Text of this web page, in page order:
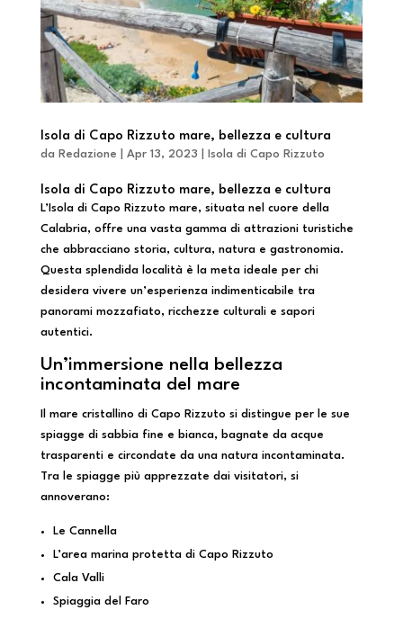
Isola di Capo Rizzuto mare, bellezza e cultura
da Redazione Apr 13, 2023 Isola di Capo Rizzuto
Isola di Capo Rizzuto mare, bellezza e cultura
L’Isola di Capo Rizzuto mare, situata nel cuore della
Calabria, offre una vasta gamma di attrazioni turistiche
che abbracciano storia, cultura, natura e gastronomia.
Questa splendida località è la meta ideale per chi
desidera vivere un’esperienza indimenticabile tra
panorami mozzafiato, ricchezze culturali e sapori
autentici.
Un’immersione nella bellezza
incontaminata del mare
Il mare cristallino di Capo Rizzuto si distingue per le sue
spiagge di sabbia fine e bianca, bagnate da acque
trasparenti e circondate da una natura incontaminata.
Tra le spiagge più apprezzate dai visitatori, si
annoverano:
Le Cannella
L’area marina protetta di Capo Rizzuto
Cala Valli
Spiaggia del Faro